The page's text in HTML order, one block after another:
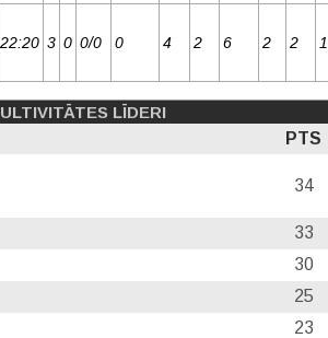
22:20 3 0 0/0 0 4 2 6 2 2 1
LĪDERI
PTS
34
33
30
25
23